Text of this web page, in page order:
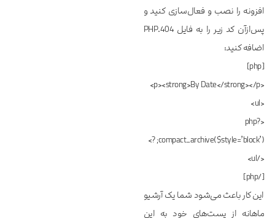
افزونه را نصب و فعال‌سازی کنید و
پس‌ازآن کد زیر را به فایل 404.PHP
اضافه کنید:
[php]
<p><strong>By Date</strong></p>
<ul>
<?php
compact_archive($style=’block’); ?>
</ul>
[/php]
این کار باعث می‌‌‌‌‌شود شما یک آرشیو
ماهانه از پست‌‌‌‌‌های خود به این